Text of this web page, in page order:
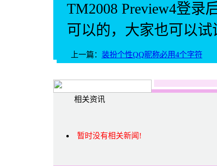
TM2008 Preview4登录
可以的，大家也可以试
上一篇： 装扮个性QQ昵称必用4个字符
相关资讯
暂时没有相关新闻!